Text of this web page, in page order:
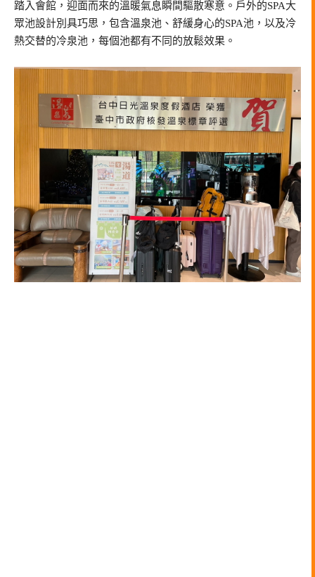
踏入會館，迎面而來的溫暖氣息瞬間驅散寒意。戶外的SPA大
眾池設計別具巧思，包含溫泉池、舒緩身心的SPA池，以及冷
熱交替的冷泉池，每個池都有不同的放鬆效果。